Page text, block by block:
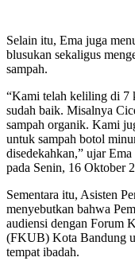
Selain itu, Ema juga
blusukan sekaligus
sampah.
“Kami telah keliling di 7
sudah baik. Misalnya
sampah organik. Kami
untuk sampah botol
disedekahkan,” ujar
pada Senin, 16 Oktober
Sementara itu, Asisten
menyebutkan bahwa
audiensi dengan Forum
(FKUB) Kota Bandung
tempat ibadah.